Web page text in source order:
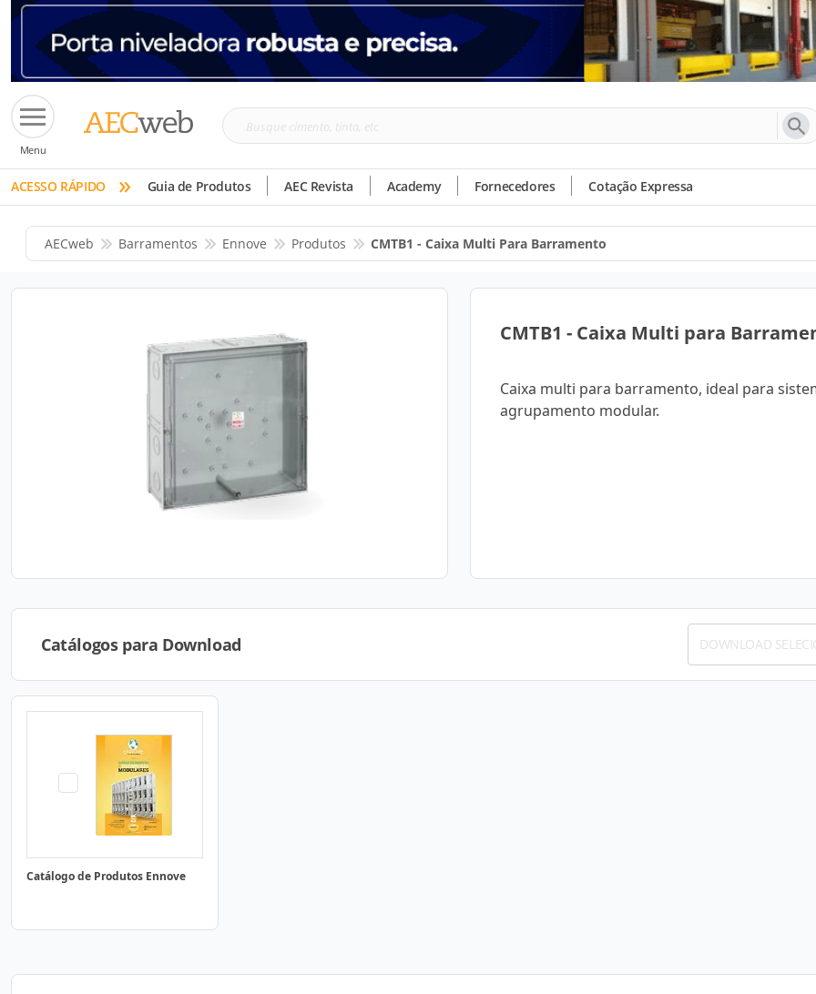
Menu
Busque
tinta,
etc
ACESSO RÁPIDO » Guia de Produtos AEC Revista Academy Fornecedores Cotação Expressa
AECweb Barramentos Ennove Produtos CMTB1 - Caixa Multi Para Barramento
CMTB1 - Caixa Multi para
Caixa multi para barramento, ideal para
agrupamento modular.
Catálogos para Download DOWNLOAD
Catálogo de Produtos Ennove